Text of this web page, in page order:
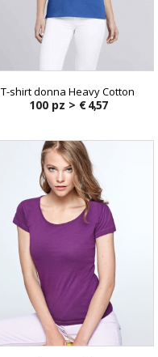
T-shirt donna Heavy Cotton
100 pz > € 4,57